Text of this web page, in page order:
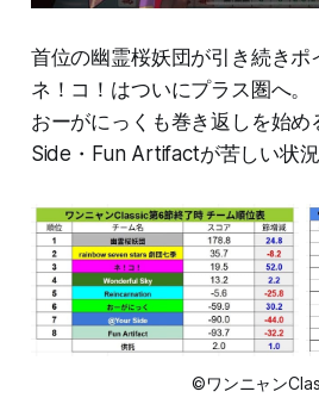
首位の幽霊桜妖団が引き続きポ
ネ！コ！はついにプラス圏へ。
おーがにっくも巻き返しを始
Side・Fun Artifactが苦しい状況
©ワンニャン